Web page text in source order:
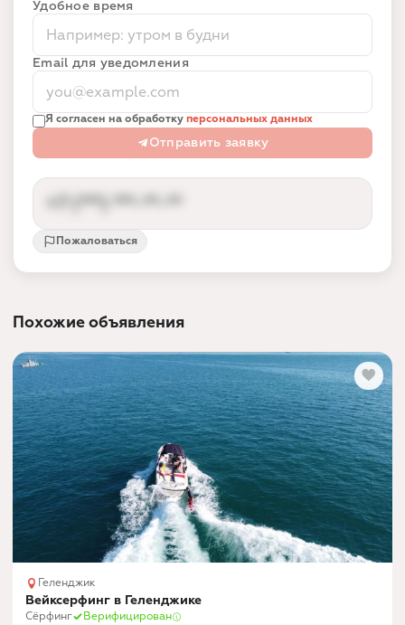
Удобное время
Email для уведомления
Я согласен на обработку персональных данных
Отправить заявку
+7 (***) ***-**-**
людей, а не спам.
Пожаловаться
Похожие объявления
Геленджик
Вейксерфинг в Геленджике
Сёрфинг Верифицирован